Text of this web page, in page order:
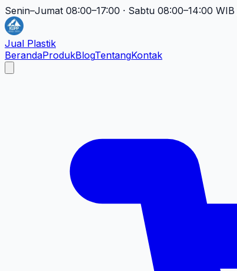
Senin–Jumat 08:00–17:00 · Sabtu 08:00–14:00 WIB
Jual Plastik
BerandaProdukBlogTentangKontak